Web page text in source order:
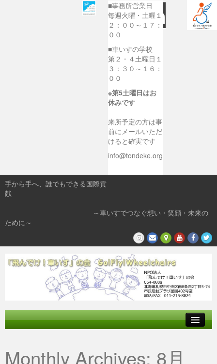
■事務所営業日
毎週火曜・土曜１
２：００～１７：
００
■車いすの学校
第２・４土曜日１
３：３０～１６：
００
※第5土曜日はお
休みです
来所予定の方は事
前にメールいただ
けると確実です
info@tondeke.org
手から手へ、誰でもできる国際貢
献
～車いすでつなぐ想い・笑顔・未来の
ために～
参加する
Monthly Archives: 8月